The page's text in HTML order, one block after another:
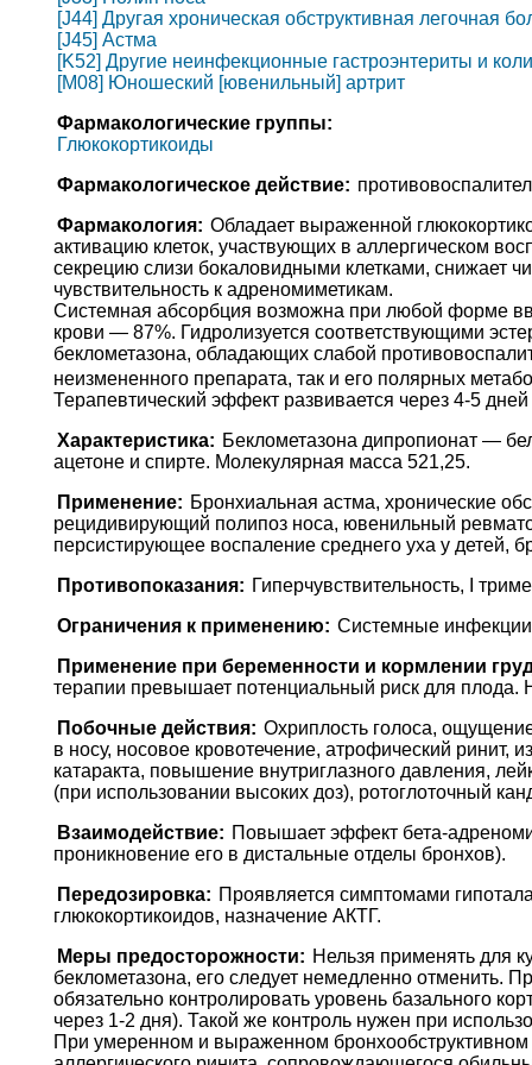
[J44] Другая хроническая обструктивная легочная
[J45] Астма
[K52] Другие неинфекционные гастроэнтериты и
[M08] Юношеский [ювенильный] артрит
Фармакологические группы:
Глюкокортикоиды
Фармакологическое действие:
Фармакология: Обладает выраженной
активацию клеток, участвующих в аллергическом
секрецию слизи бокаловидными клетками, снижает
чувствительность к адреномиметикам.
Системная абсорбция возможна при любой форме
крови — 87%. Гидролизуется соответствующими
беклометазона, обладающих слабой
неизмененного препарата, так и его полярных
Терапевтический эффект развивается через 4-5
Характеристика: Беклометазона дипропионат —
ацетоне и спирте. Молекулярная масса 521,25.
Применение: Бронхиальная астма, хронические
рецидивирующий полипоз носа, ювенильный
персистирующее воспаление среднего уха у детей,
Противопоказания: Гиперчувствительность, I
Ограничения к применению: Системные инфекции,
Применение при беременности и кормлении
терапии превышает потенциальный риск для плода.
Побочные действия: Охриплость голоса,
в носу, носовое кровотечение, атрофический ринит,
катаракта, повышение внутриглазного давления,
(при использовании высоких доз), ротоглоточный
Взаимодействие: Повышает эффект бета-
проникновение его в дистальные отделы бронхов).
Передозировка: Проявляется симптомами
глюкокортикоидов, назначение АКТГ.
Меры предосторожности: Нельзя применять для
беклометазона, его следует немедленно отменить.
обязательно контролировать уровень базального
через 1-2 дня). Такой же контроль нужен при
При умеренном и выраженном